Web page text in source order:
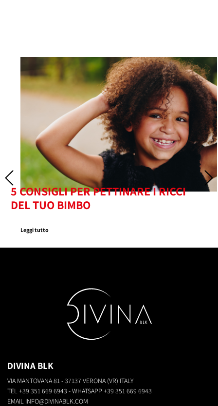
5 CONSIGLI PER PETTINARE I RICCI
DEL TUO BIMBO
Leggi tutto
DIVINA BLK
VIA MANTOVANA 81 - 37137 VERONA (VR) ITALY
TEL +39 351 669 6943 - WHATSAPP +39 351 669 6943
EMAIL INFO@DIVINABLK.COM